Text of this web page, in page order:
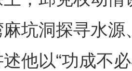
坑洞探寻水
他以“功成不